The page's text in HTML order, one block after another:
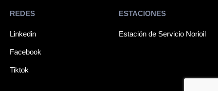
REDES
Linkedin
Facebook
Tiktok
ESTACIONES
Estación de Servicio Norioil